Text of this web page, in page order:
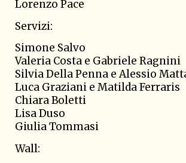
Lorenzo Pace
Servizi:
Simone Salvo
Valeria Costa e Gabriele Ragnini
Silvia Della Penna e Alessio
Luca Graziani e Matilda Ferraris
Chiara Boletti
Lisa Duso
Giulia Tommasi
Wall: